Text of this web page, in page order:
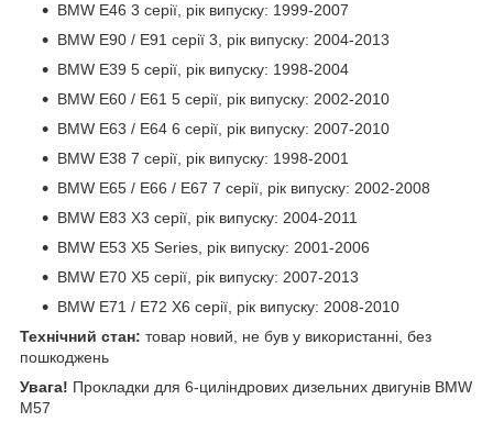
BMW E46 3 серії, рік випуску: 1999-2007
BMW E90 / E91 серії 3, рік випуску: 2004-2013
BMW E39 5 серії, рік випуску: 1998-2004
BMW E60 / E61 5 серії, рік випуску: 2002-2010
BMW E63 / E64 6 серії, рік випуску: 2007-2010
BMW E38 7 серії, рік випуску: 1998-2001
BMW E65 / E66 / E67 7 серії, рік випуску: 2002-2008
BMW E83 X3 серії, рік випуску: 2004-2011
BMW E53 X5 Series, рік випуску: 2001-2006
BMW E70 X5 серії, рік випуску: 2007-2013
BMW E71 / E72 X6 серії, рік випуску: 2008-2010
Технічний стан: товар новий, не був у використанні, без
пошкоджень
Увага! Прокладки для 6-циліндрових дизельних двигунів BMW
M57